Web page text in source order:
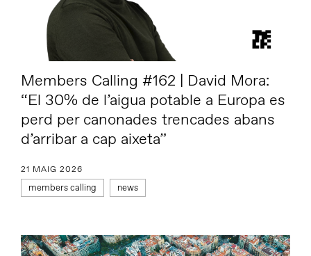
Members Calling #162 | David Mora:
“El 30% de l’aigua potable a Europa es
perd per canonades trencades abans
d’arribar a cap aixeta”
21 MAIG 2026
members calling news